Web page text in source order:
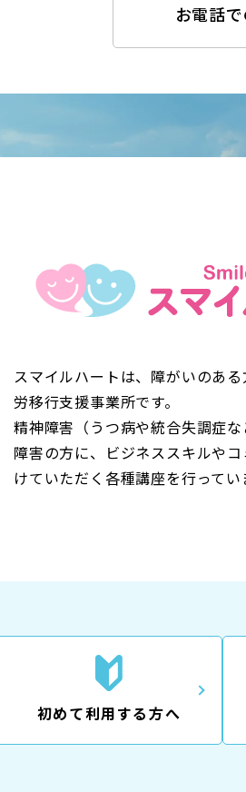
お電話
スマイルハートは、障がいのあ
労移行支援事業所です。
精神障害（うつ病や統合失調症
障害の方に、ビジネススキルや
けていただく各種講座を行ってい
初めて利用する方へ